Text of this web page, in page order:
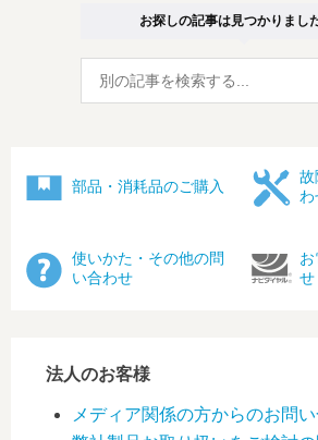
お探しの記事は見つかりまし
部品・消耗品のご購入
故
わ
使いかた・その他の問
い合わせ
せ
法人のお客様
メディア関係の方からのお問